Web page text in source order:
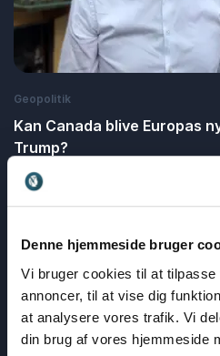
Denne hjemmeside bruger
Vi bruger cookies til at tilpasse
annoncer, til at vise dig
at analysere vores trafik. Vi
din brug af vores hjemmeside
Geopolitik
Kan Canada blive Europas
Trump?
Friis Arne Petersen
Bliv klogere på de store geo- og
Læs blogindlæg : Kan